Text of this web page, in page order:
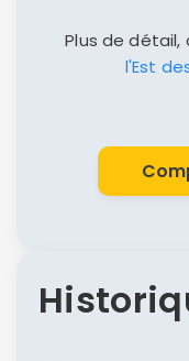
Plus de détail,
l'Est